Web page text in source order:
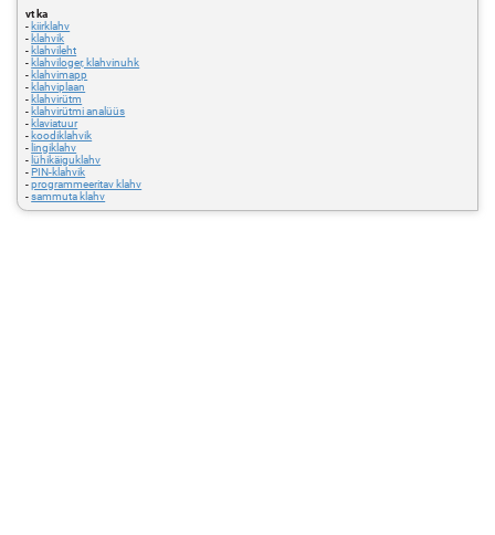
vt ka
- kiirklahv
- klahvik
- klahvileht
- klahviloger, klahvinuhk
- klahvimapp
- klahviplaan
- klahvirütm
- klahvirütmi analüüs
- klaviatuur
- koodiklahvik
- lingiklahv
- lühikäiguklahv
-PIN-klahvik
-programmeeritav klahv
-sammuta klahv